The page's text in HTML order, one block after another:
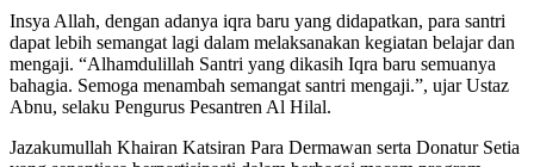
Insya Allah, dengan adanya iqra baru yang didapatkan, para santri
dapat lebih semangat lagi dalam melaksanakan kegiatan belajar dan
mengaji. “Alhamdulillah Santri yang dikasih Iqra baru semuanya
bahagia. Semoga menambah semangat santri mengaji.”, ujar Ustaz
Abnu, selaku Pengurus Pesantren Al Hilal.
Jazakumullah Khairan Katsiran Para Dermawan serta Donatur Setia